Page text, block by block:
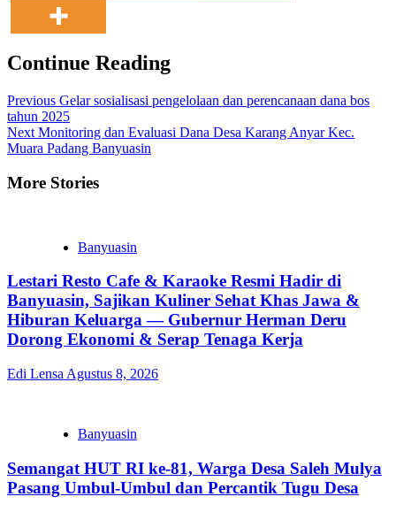
Continue Reading
Previous Gelar sosialisasi pengelolaan dan perencanaan dana bos
tahun 2025
Next Monitoring dan Evaluasi Dana Desa Karang Anyar Kec.
Muara Padang Banyuasin
More Stories
Banyuasin
Lestari Resto Cafe & Karaoke Resmi Hadir di
Banyuasin, Sajikan Kuliner Sehat Khas Jawa &
Hiburan Keluarga — Gubernur Herman Deru
Dorong Ekonomi & Serap Tenaga Kerja
Edi Lensa Agustus 8, 2026
Banyuasin
Semangat HUT RI ke-81, Warga Desa Saleh Mulya
Pasang Umbul-Umbul dan Percantik Tugu Desa